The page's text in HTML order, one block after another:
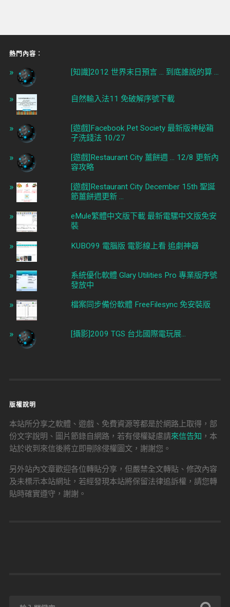
熱門內容︰
[知識]2012 世界末日預言 ... 到底誰說的算 ...
自然輸入法11 免破解序號下載
[遊戲]Facebook Pet Society 最新版神秘箱
子洗錢法 10/27
[遊戲]Restaurant City 薑餅週 ... 12/8 更新內
容攻略
[遊戲]Restaurant City December 15th 聖誕
節薑餅週更新 ...
eMule繁體中文版下載 最新電騾中文版免安
裝
KUBO99 電腦版 電影線上看 追劇神器
系統優化軟體 Glary Utilities Pro 專業版序號
發放中
檔案同步備份軟體 FreeFilesync 免安裝版
[攝影]2009 TGS 台北國際電玩展...
版權說明
本站所分享之軟體、遊戲、免費資源等都是於網路上取得，部
份文字說明、圖片節錄自網路，若有侵權疑慮請來信告知 ，本
站於收到來信後將立即刪除侵權圖文，謝謝您。
另外站內文章歡迎各位轉貼分享，但嚴禁全文轉貼、修改內容
及未標示本站網址，若經發現本站將保留法律追訴權，請您轉
貼時確實遵守，謝謝。